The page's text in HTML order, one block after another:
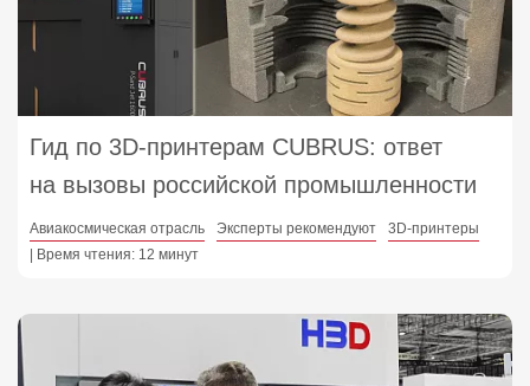
Гид по 3D‑принтерам CUBRUS: ответ
на вызовы российской промышленности
Авиакосмическая отрасль Эксперты рекомендуют
3D-принтеры
| Время чтения: 12 минут